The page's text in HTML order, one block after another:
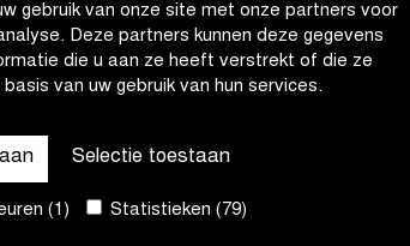
gebruik van onze site met onze partners voor
Deze partners kunnen deze gegevens
die u aan ze heeft verstrekt of die ze
van uw gebruik van hun services.
Selectie toestaan
(1)
Statistieken (79)